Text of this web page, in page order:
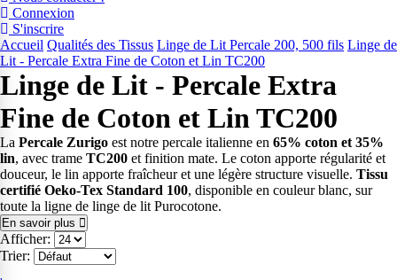
Connexion
S'inscrire
Accueil Qualités des Tissus Linge de Lit Percale 200, 500 fils Linge de
Lit - Percale Extra Fine de Coton et Lin TC200
Linge de Lit - Percale Extra
Fine de Coton et Lin TC200
La Percale Zurigo est notre percale italienne en 65% coton et 35%
lin, avec trame TC200 et finition mate. Le coton apporte régularité et
douceur, le lin apporte fraîcheur et une légère structure visuelle. Tissu
certifié Oeko-Tex Standard 100, disponible en couleur blanc, sur
toute la ligne de linge de lit Purocotone.
En savoir plus
Afficher:
Trier: